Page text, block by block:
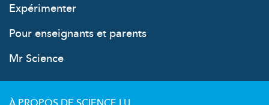
Expérimenter
Pour enseignants et parents
Mr Science